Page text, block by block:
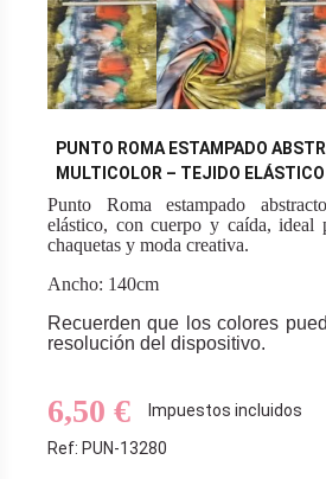
PUNTO ROMA ESTAMPADO
MULTICOLOR – TEJIDO ELÁSTICO
Punto Roma estampado
elástico, con cuerpo y caída, ideal
chaquetas y moda creativa.
Ancho: 140cm
Recuerden que los colores
resolución del dispositivo.
6,50 €
Impuestos incluidos
Ref: PUN-13280